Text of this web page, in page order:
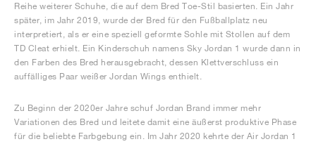
Reihe weiterer Schuhe, die auf dem Bred Toe-Stil basierten. Ein Jahr
später, im Jahr 2019, wurde der Bred für den Fußballplatz neu
interpretiert, als er eine speziell geformte Sohle mit Stollen auf dem
TD Cleat erhielt. Ein Kinderschuh namens Sky Jordan 1 wurde dann in
den Farben des Bred herausgebracht, dessen Klettverschluss ein
auffälliges Paar weißer Jordan Wings enthielt.
Zu Beginn der 2020er Jahre schuf Jordan Brand immer mehr
Variationen des Bred und leitete damit eine äußerst produktive Phase
für die beliebte Farbgebung ein. Im Jahr 2020 kehrte der Air Jordan 1